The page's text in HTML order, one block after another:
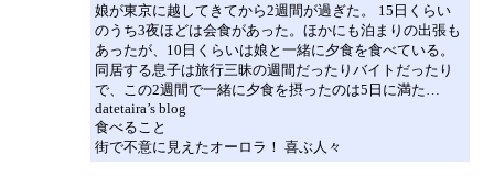
娘が東京に越してきてから2週間が過ぎた。 15日くらい
のうち3夜ほどは会食があった。ほかにも泊まりの出張も
あったが、10日くらいは娘と一緒に夕食を食べている。
同居する息子は旅行三昧の週間だったりバイトだったり
で、この2週間で一緒に夕食を摂ったのは5日に満た…
datetaira’s blog
食べること
街で不意に見えたオーロラ！ 喜ぶ人々